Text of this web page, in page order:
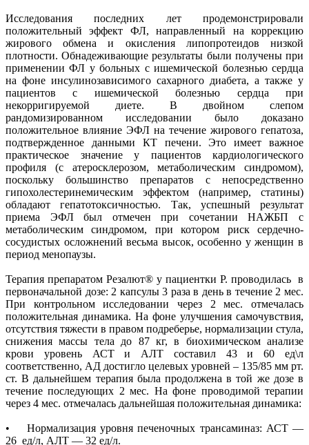
Исследования последних лет продемонстрировали
положительный эффект ФЛ, направленный на коррекцию
жирового обмена и окисления липопротеидов низкой
плотности. Обнадеживающие результаты были получены при
применении ФЛ у больных с ишемической болезнью сердца
на фоне инсулинозависимого сахарного диабета, а также у
пациентов с ишемической болезнью сердца при
некорригируемой диете. В двойном слепом
рандомизированном исследовании было доказано
положительное влияние ЭФЛ на течение жирового гепатоза,
подтвержденное данными КТ печени. Это имеет важное
практическое значение у пациентов кардиологического
профиля (с атеросклерозом, метаболическим синдромом),
поскольку большинство препаратов с непосредственно
гипохолестеринемическим эффектом (например, статины)
обладают гепатотоксичностью. Так, успешный результат
приема ЭФЛ был отмечен при сочетании НАЖБП с
метаболическим синдромом, при котором риск сердечно-
сосудистых осложнений весьма высок, особенно у женщин в
период менопаузы.
Терапия препаратом Резалют® у пациентки Р. проводилась в
первоначальной дозе: 2 капсулы 3 раза в день в течение 2 мес.
При контрольном исследовании через 2 мес. отмечалась
положительная динамика. На фоне улучшения самочувствия,
отсутствия тяжести в правом подреберье, нормализации стула,
снижения массы тела до 87 кг, в биохимическом анализе
крови уровень АСТ и АЛТ составил 43 и 60 ед\л
соответственно, АД достигло целевых уровней – 135/85 мм рт.
ст. В дальнейшем терапия была продолжена в той же дозе в
течение последующих 2 мес. На фоне проводимой терапии
через 4 мес. отмечалась дальнейшая положительная динамика:
• Нормализация уровня печеночных трансаминаз: АСТ —
26 ед/л, АЛТ — 32 ед/л.